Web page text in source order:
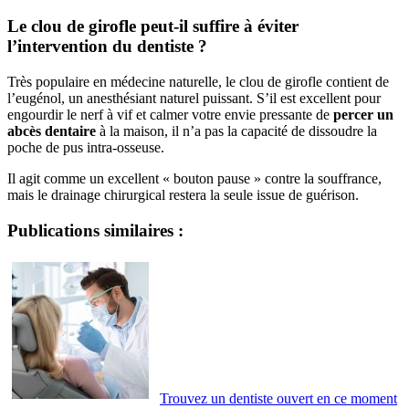
Le clou de girofle peut-il suffire à éviter
l’intervention du dentiste ?
Très populaire en médecine naturelle, le clou de girofle contient de
l’eugénol, un anesthésiant naturel puissant. S’il est excellent pour
engourdir le nerf à vif et calmer votre envie pressante de percer un
abcès dentaire à la maison, il n’a pas la capacité de dissoudre la
poche de pus intra-osseuse.
Il agit comme un excellent « bouton pause » contre la souffrance,
mais le drainage chirurgical restera la seule issue de guérison.
Publications similaires :
Trouvez un dentiste ouvert en ce moment